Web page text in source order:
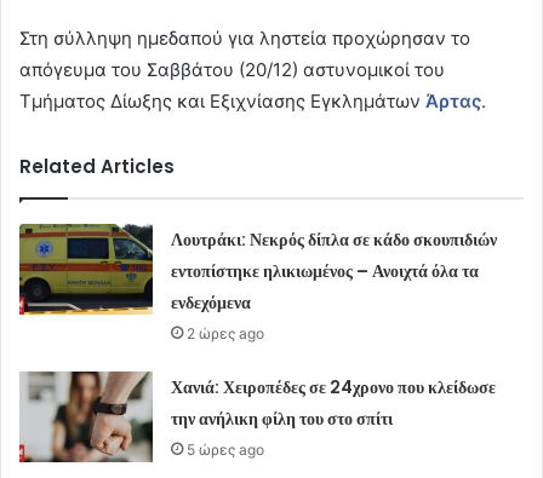
Στη σύλληψη ημεδαπού για ληστεία προχώρησαν το
απόγευμα του Σαββάτου (20/12) αστυνομικοί του
Τμήματος Δίωξης και Εξιχνίασης Εγκλημάτων Άρτας.
Related Articles
Λουτράκι: Νεκρός δίπλα σε κάδο σκουπιδιών
εντοπίστηκε ηλικιωμένος – Ανοιχτά όλα τα
ενδεχόμενα
2 ώρες ago
Χανιά: Χειροπέδες σε 24χρονο που κλείδωσε
την ανήλικη φίλη του στο σπίτι
5 ώρες ago